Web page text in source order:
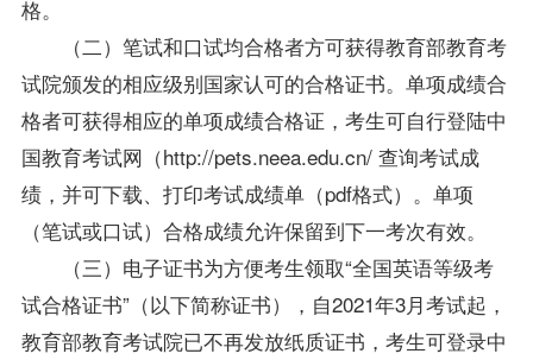
格。
（二）笔试和口试均合格者方可获得教育部教育考
试院颁发的相应级别国家认可的合格证书。单项成绩合
格者可获得相应的单项成绩合格证，考生可自行登陆中
国教育考试网（http://pets.neea.edu.cn/ 查询考试成
绩，并可下载、打印考试成绩单（pdf格式）。单项
（笔试或口试）合格成绩允许保留到下一考次有效。
（三）电子证书为方便考生领取“全国英语等级考
试合格证书”（以下简称证书），自2021年3月考试起，
教育部教育考试院已不再发放纸质证书，考生可登录中